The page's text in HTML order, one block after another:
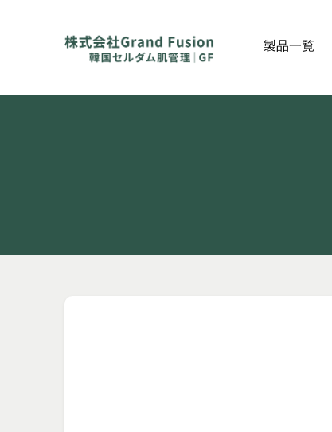
製品一覧